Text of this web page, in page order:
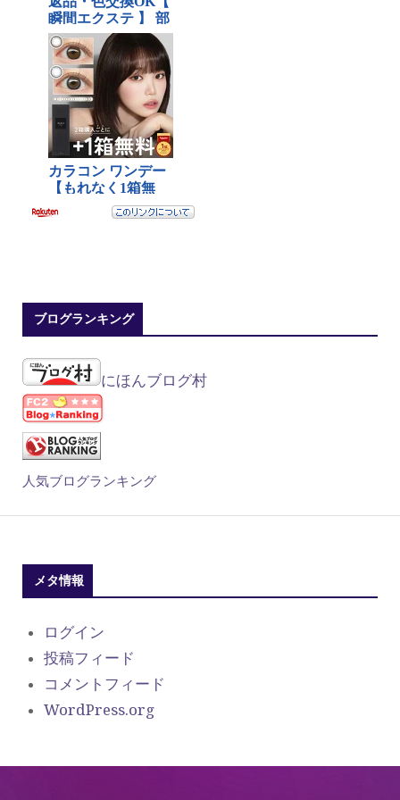
ブログランキング
にほんブログ村
人気ブログランキング
メタ情報
ログイン
投稿フィード
コメントフィード
WordPress.org